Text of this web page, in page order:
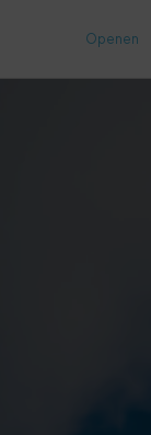
Openen